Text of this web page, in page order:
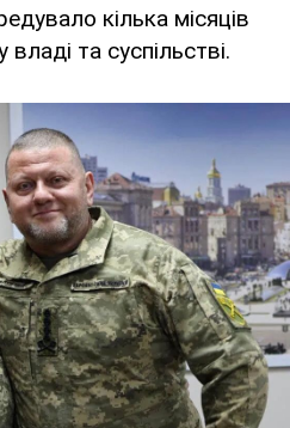
кілька місяців
та суспільстві.